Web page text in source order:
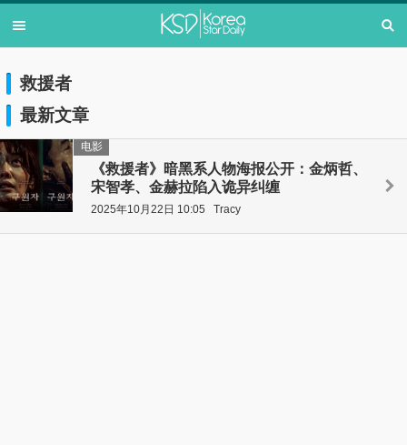
救援者
最新文章
《救援者》暗黑系人物海报公开：金炳哲、
宋智孝、金赫拉陷入诡异纠缠
电影
2025年10月22日 10:05 Tracy